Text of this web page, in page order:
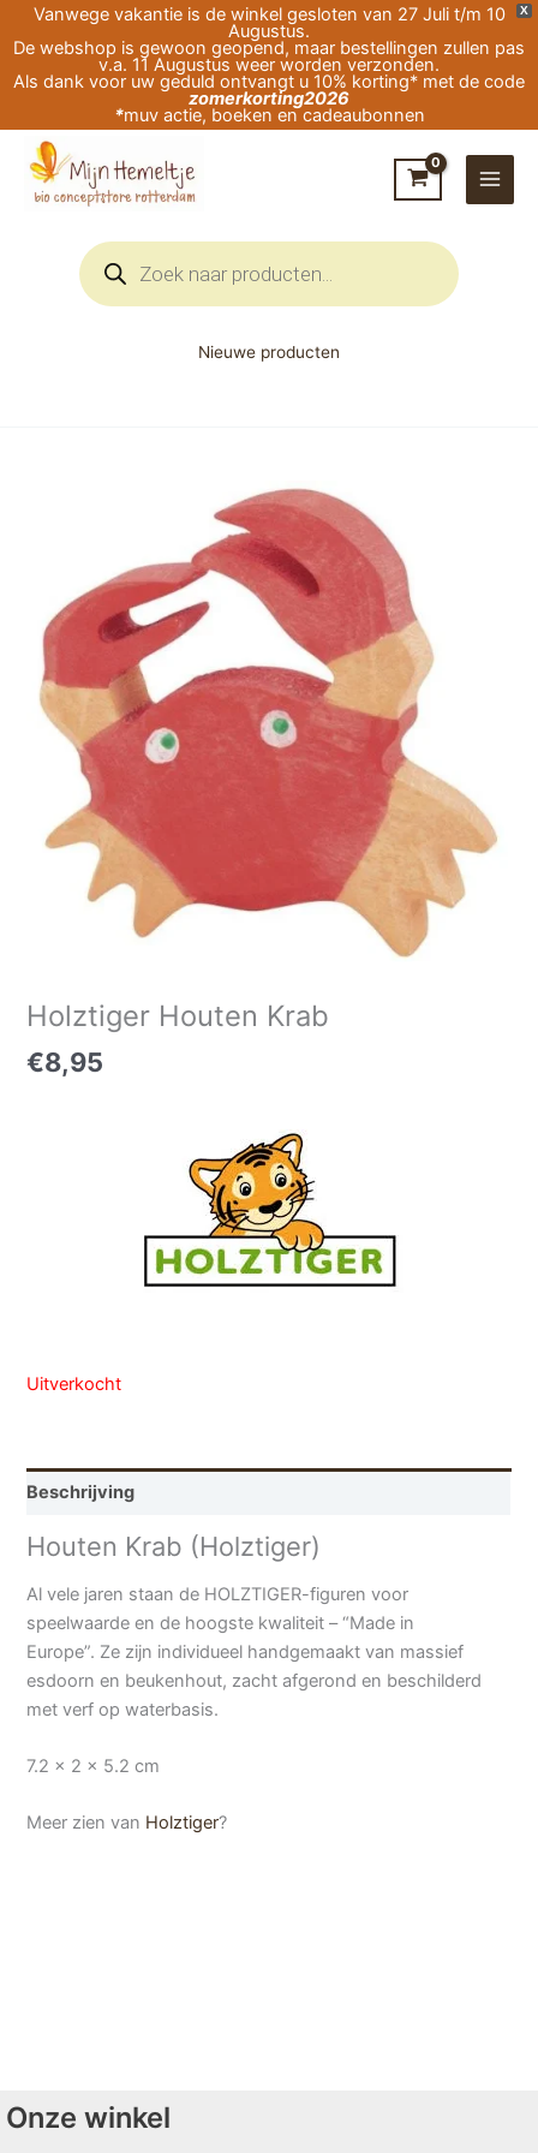
X
Vanwege vakantie is de winkel gesloten van 27 Juli t/m 10
Augustus.
De webshop is gewoon geopend, maar bestellingen zullen pas
v.a. 11 Augustus weer worden verzonden.
Als dank voor uw geduld ontvangt u 10% korting* met de code
zomerkorting2026
*muv actie, boeken en cadeaubonnen
naar
de
Producten
zoeken
Nieuwe producten
Holztiger Houten Krab
€8,95
Uitverkocht
Beschrijving
Houten Krab (Holztiger)
Al vele jaren staan ​​de HOLZTIGER-figuren voor
speelwaarde en de hoogste kwaliteit – “Made in
Europe”. Ze zijn individueel handgemaakt van massief
esdoorn en beukenhout, zacht afgerond en beschilderd
met verf op waterbasis.
7.2 x 2 x 5.2 cm
Meer zien van Holztiger?
Onze winkel